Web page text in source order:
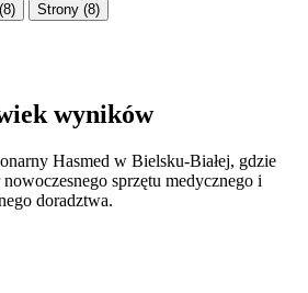
(8) Strony (8)
wyników
Hasmed w Bielsku-Białej, gdzie
sprzętu medycznego i
doradztwa.